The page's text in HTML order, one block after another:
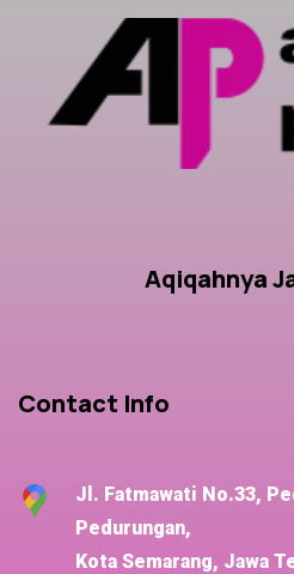
Aqiqahnya
Contact Info
Jl. Fatmawati No.33,
Pedurungan,
Kota Semarang, Jawa